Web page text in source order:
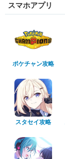
スマホアプリ
ポケチャン攻略
スタセイ攻略